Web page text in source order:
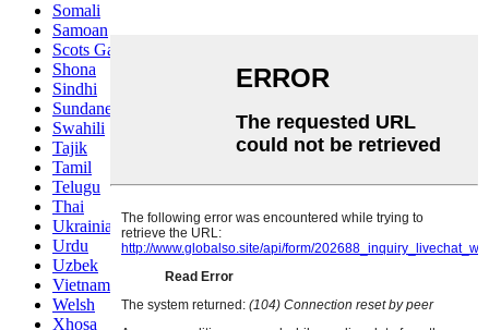
Somali
Samoan
Scots Gaelic
Shona
Sindhi
Sundanese
Swahili
Tajik
Tamil
Telugu
Thai
Ukrainian
Urdu
Uzbek
Vietnamese
Welsh
Xhosa